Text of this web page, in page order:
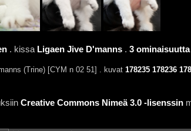
. kissa Ligaen Jive D'manns. 3 ominaisuutta
(Trine) [CYM n 02 51] . kuvat 178235 178236
Creative Commons Nimeä 3.0 -lisenssin